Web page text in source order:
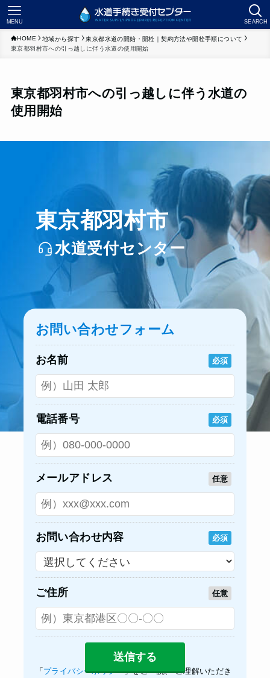
SEARCH
MENU
HOME 地域から探す
東京都水道の開始・開栓｜契約方法や開栓手順について
東京都羽村市への引っ越しに伴う水道の使用開始
東京都羽村市への引っ越しに伴う水道の
使用開始
東京都羽村市
水道受付センター
お問い合わせフォーム
お名前 必須
電話番号 必須
メールアドレス 任意
お問い合わせ内容 必須
ご住所 任意
「 プライバシーポリシー」をご一読、 ご理解いただき